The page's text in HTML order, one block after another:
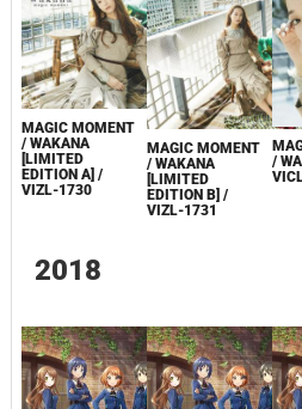
MAGIC MOMENT
/ WAKANA
[LIMITED
EDITION A] /
VIZL-1730
MAGIC MOMENT
/ WAKANA
[LIMITED
EDITION B] /
VIZL-1731
/
2018